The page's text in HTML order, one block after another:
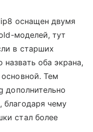
оснащен двумя
моделей, тут
в старших
оба экрана,
Тем
дополнительно
благодаря чему
стал более